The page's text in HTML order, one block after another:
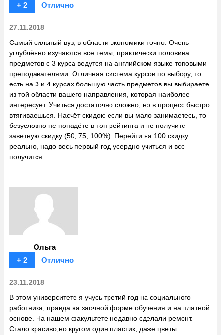
+ 2
Отлично
27.11.2018
Самый сильный вуз, в области экономики точно. Очень
углублённо изучаются все темы, практически половина
предметов с 3 курса ведутся на английском языке топовыми
преподавателями. Отличная система курсов по выбору, то
есть на 3 и 4 курсах большую часть предметов вы выбираете
из той области вашего направления, которая наиболее
интересует. Учиться достаточно сложно, но в процесс быстро
втягиваешься. Насчёт скидок: если вы мало занимаетесь, то
безусловно не попадёте в топ рейтинга и не получите
заветную скидку (50, 75, 100%). Перейти на 100 скидку
реально, надо весь первый год усердно учиться и все
получится.
Ольга
+ 2
Отлично
23.11.2018
В этом университете я учусь третий год на социального
работника, правда на заочной форме обучения и на платной
основе. На нашем факультете недавно сделали ремонт.
Стало красиво,но кругом один пластик, даже цветы